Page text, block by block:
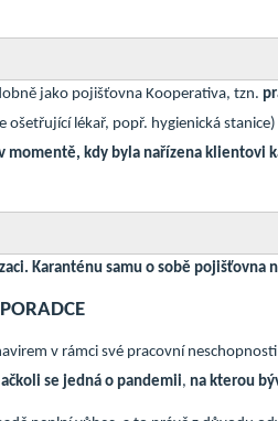
jako pojišťovna Kooperativa, tzn.
ošetřující lékař, popř. hygienická
momentě, kdy byla nařízena klientovi
Karanténu samu o sobě pojišťovna
v rámci své pracovní
se jedná o pandemii, na kterou